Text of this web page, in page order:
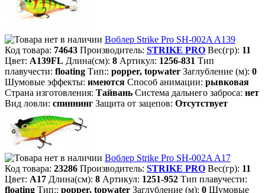
Воблер Strike Pro SH-002A A139
Код товара: 74643 Производитель: STRIKE PRO Вес(гр): 11
Цвет: A139FL Длина(см): 8 Артикул: 1256-831 Тип
плавучести: floating Тип:: popper, topwater Заглубление (м): 0
Шумовые эффекты: имеются Способ анимации: рывковая
Страна изготовления: Тайвань Система дальнего заброса: нет
Вид ловли: спиннинг Защита от зацепов: Отсутствует
Воблер Strike Pro SH-002A A17
Код товара: 23286 Производитель: STRIKE PRO Вес(гр): 11
Цвет: A17 Длина(см): 8 Артикул: 1251-952 Тип плавучести:
floating Тип:: popper, topwater Заглубление (м): 0 Шумовые